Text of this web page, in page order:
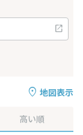
地図表示
高い順